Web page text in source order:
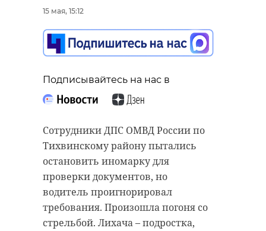
15 мая, 15:12
Подписывайтесь на нас в
Сотрудники ДПС ОМВД России по
Тихвинскому району пытались
остановить иномарку для
проверки документов, но
водитель проигнорировал
требования. Произошла погоня со
стрельбой. Лихача – подростка,